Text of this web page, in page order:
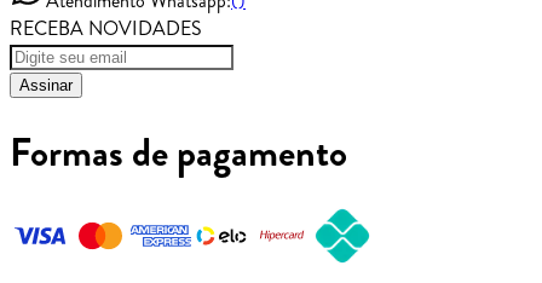
RECEBA NOVIDADES
Assinar
Formas de pagamento